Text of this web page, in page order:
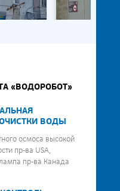
«ВОДОРОБОТ»
ВОДЫ
осмоса высокой
пр-ва USA,
пр-ва Канада